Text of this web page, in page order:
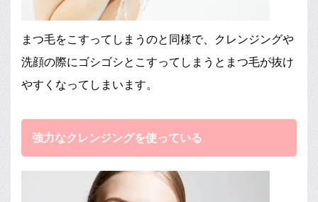
まつ毛をこすってしまうのと同様で、クレンジングや
洗顔の際にゴシゴシとこすってしまうとまつ毛が抜け
やすくなってしまいます。
強力なクレンジングを使っている